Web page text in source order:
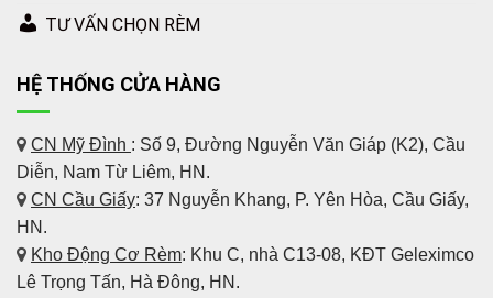
TƯ VẤN CHỌN RÈM
HỆ THỐNG CỬA HÀNG
CN Mỹ Đình : Số 9, Đường Nguyễn Văn Giáp (K2), Cầu
Diễn, Nam Từ Liêm, HN.
CN Cầu Giấy: 37 Nguyễn Khang, P. Yên Hòa, Cầu Giấy,
HN.
Kho Động Cơ Rèm: Khu C, nhà C13-08, KĐT Geleximco
Lê Trọng Tấn, Hà Đông, HN.